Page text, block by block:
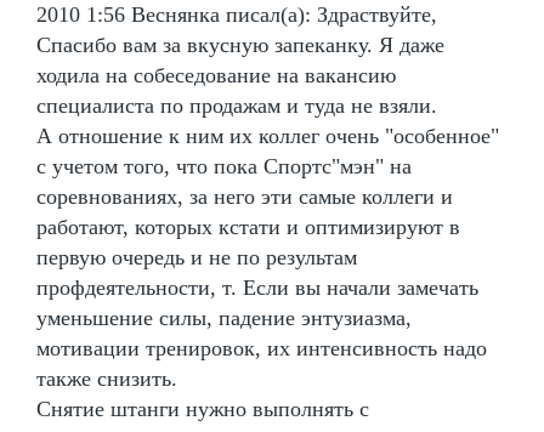
2010 1:56 Веснянка писал(а): Здраствуйте,
Спасибо вам за вкусную запеканку. Я даже
ходила на собеседование на вакансию
специалиста по продажам и туда не взяли.
А отношение к ним их коллег очень "особенное"
с учетом того, что пока Спортс"мэн" на
соревнованиях, за него эти самые коллеги и
работают, которых кстати и оптимизируют в
первую очередь и не по результам
профдеятельности, т. Если вы начали замечать
уменьшение силы, падение энтузиазма,
мотивации тренировок, их интенсивность надо
также снизить.
Снятие штанги нужно выполнять с